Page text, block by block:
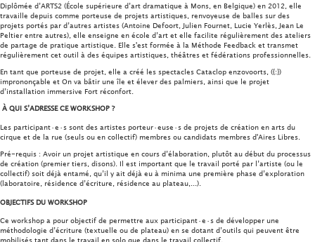
Diplômée d’ARTS2 (École supérieure d’art dramatique à Mons, en Belgique) en 2012, elle
travaille depuis comme porteuse de projets artistiques, renvoyeuse de balles sur des
projets portés par d’autres artistes (Antoine Defoort, Julien Fournet, Lucie Yerlès, Jean Le
Peltier entre autres), elle enseigne en école d’art et elle facilite régulièrement des ateliers
de partage de pratique artistique. Elle s'est formée à la Méthode Feedback et transmet
régulièrement cet outil à des équipes artistiques, théâtres et fédérations professionnelles.
En tant que porteuse de projet, elle a créé les spectacles Cataclop enzovoorts, ({:})
imprononçable et On va bâtir une île et élever des palmiers, ainsi que le projet
d’installation immersive Fort réconfort.
À QUI S’ADRESSE CE WORKSHOP ?
Les participant·e·s sont des artistes porteur·euse·s de projets de création en arts du
cirque et de la rue (seuls ou en collectif) membres ou candidats membres d'Aires Libres.
Pré-requis : Avoir un projet artistique en cours d’élaboration, plutôt au début du processus
de création (premier tiers, disons). Il est important que le travail porté par l’artiste (ou le
collectif) soit déjà entamé, qu’il y ait déjà eu à minima une première phase d’exploration
(laboratoire, résidence d’écriture, résidence au plateau,...).
OBJECTIFS DU WORKSHOP
Ce workshop a pour objectif de permettre aux participant·e·s de développer une
méthodologie d’écriture (textuelle ou de plateau) en se dotant d’outils qui peuvent être
mobilisés tant dans le travail en solo que dans le travail collectif.